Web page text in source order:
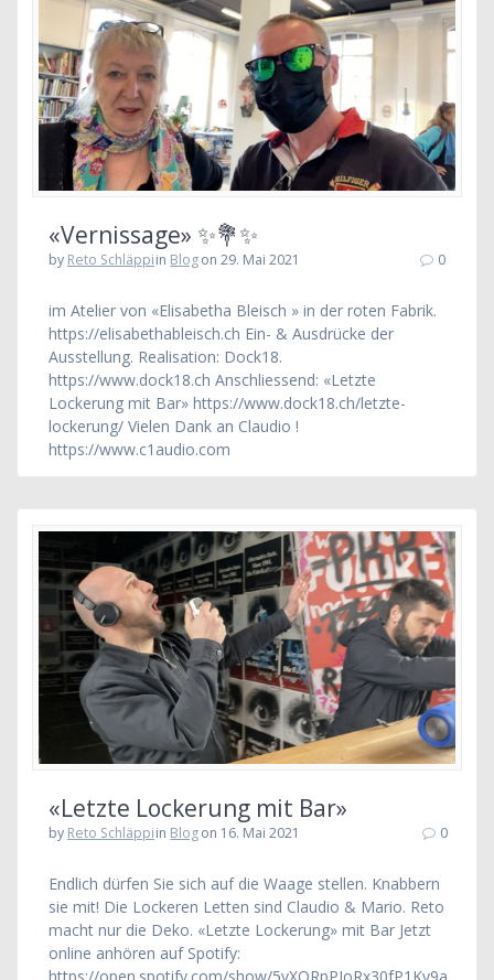
«Vernissage» ✨💐✨
by Reto Schläppiin Blogon 29. Mai 2021 0
im Atelier von «Elisabetha Bleisch » in der roten Fabrik.
https://elisabethableisch.ch Ein- & Ausdrücke der
Ausstellung. Realisation: Dock18.
https://www.dock18.ch Anschliessend: «Letzte
Lockerung mit Bar» https://www.dock18.ch/letzte-
lockerung/ Vielen Dank an Claudio !
https://www.c1audio.com
«Letzte Lockerung mit Bar»
by Reto Schläppiin Blogon 16. Mai 2021 0
Endlich dürfen Sie sich auf die Waage stellen. Knabbern
sie mit! Die Lockeren Letten sind Claudio & Mario. Reto
macht nur die Deko. «Letzte Lockerung» mit Bar Jetzt
online anhören auf Spotify: